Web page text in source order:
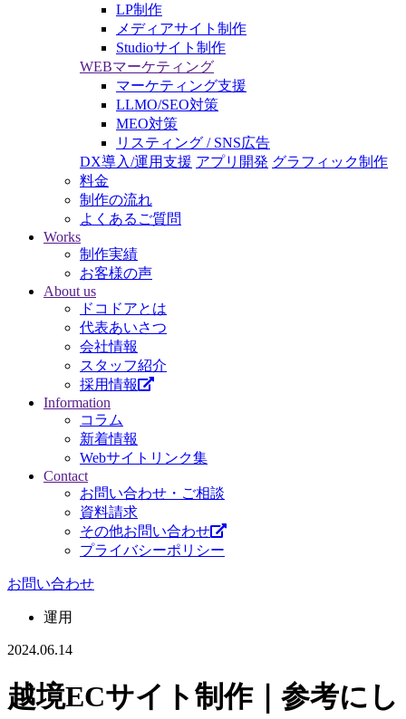
LP制作
メディアサイト制作
Studioサイト制作
WEBマーケティング
マーケティング支援
LLMO/SEO対策
MEO対策
リスティング / SNS広告
DX導入/運用支援 アプリ開発 グラフィック制作
料金
制作の流れ
よくあるご質問
Works
制作実績
お客様の声
About us
ドコドアとは
代表あいさつ
会社情報
スタッフ紹介
採用情報
Information
コラム
新着情報
Webサイトリンク集
Contact
お問い合わせ・ご相談
資料請求
その他お問い合わせ
プライバシーポリシー
お問い合わせ
運用
2024.06.14
越境ECサイト制作｜参考にし